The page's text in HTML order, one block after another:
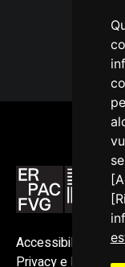
Accessibilità
Privacy e Note